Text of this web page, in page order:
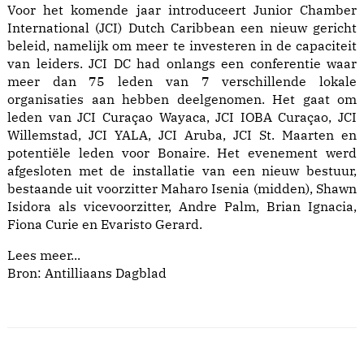
Voor het komende jaar introduceert Junior Chamber
International (JCI) Dutch Caribbean een nieuw gericht
beleid, namelijk om meer te investeren in de capaciteit
van leiders. JCI DC had onlangs een conferentie waar
meer dan 75 leden van 7 verschillende lokale
organisaties aan hebben deelgenomen. Het gaat om
leden van JCI Curaçao Wayaca, JCI IOBA Curaçao, JCI
Willemstad, JCI YALA, JCI Aruba, JCI St. Maarten en
potentiële leden voor Bonaire. Het evenement werd
afgesloten met de installatie van een nieuw bestuur,
bestaande uit voorzitter Maharo Isenia (midden), Shawn
Isidora als vicevoorzitter, Andre Palm, Brian Ignacia,
Fiona Curie en Evaristo Gerard.
Lees meer...
Bron: Antilliaans Dagblad